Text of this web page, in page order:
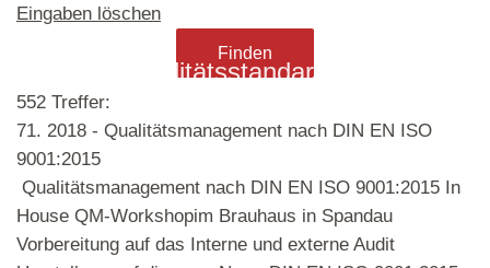
Qualitätsstandards &
Eingaben löschen
552 Treffer:
71. 2018 - Qualitätsmanagement nach DIN EN ISO
9001:2015
Qualitätsmanagement nach DIN EN ISO 9001:2015 In
House QM-Workshopim Brauhaus in Spandau
Vorbereitung auf das Interne und externe Audit